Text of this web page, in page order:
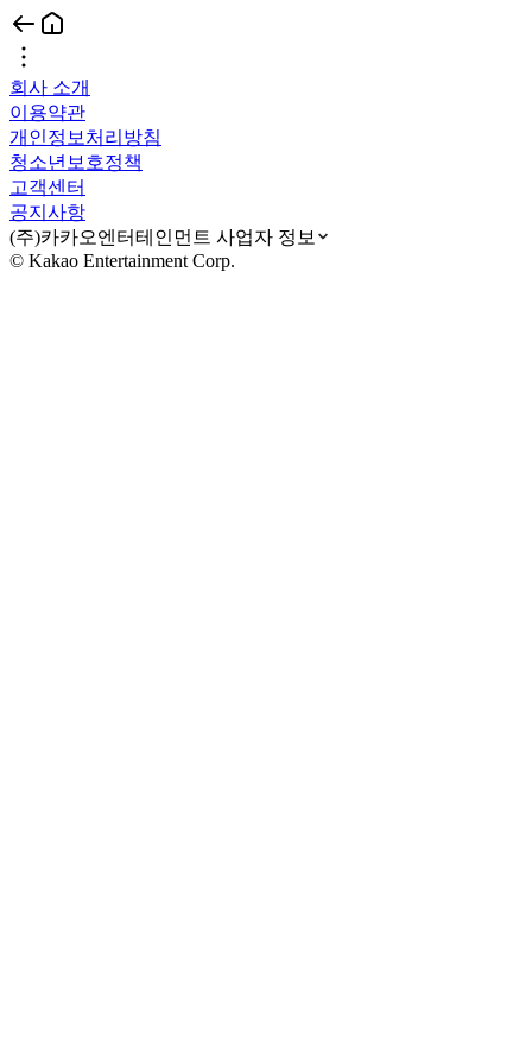
회사 소개
이용약관
개인정보처리방침
청소년보호정책
고객센터
공지사항
(주)카카오엔터테인먼트 사업자 정보
© Kakao Entertainment Corp.